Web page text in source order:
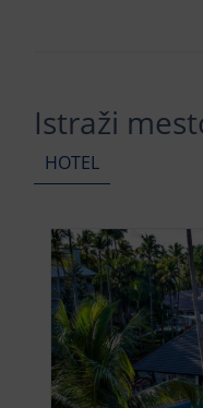
Istraži
HOTEL